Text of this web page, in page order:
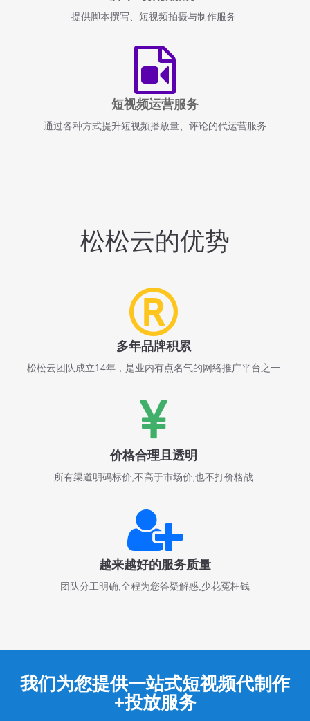
提供脚本撰写、短视频拍摄与制作服务
短视频运营服务
通过各种方式提升短视频播放量、评论的代运营服务
松松云的优势
多年品牌积累
松松云团队成立14年，是业内有点名气的网络推广平台之一
价格合理且透明
所有渠道明码标价,不高于市场价,也不打价格战
越来越好的服务质量
团队分工明确,全程为您答疑解惑,少花冤枉钱
我们为您提供一站式短视频代制作
+投放服务